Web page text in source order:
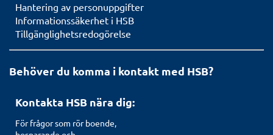
Hantering av personuppgifter
Informationssäkerhet i HSB
Tillgänglighetsredogörelse
Behöver du komma i kontakt med HSB?
Kontakta HSB nära dig:
För frågor som rör boende,